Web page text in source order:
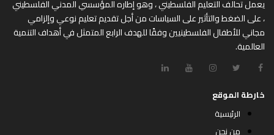
يعمل تحالف التعليم الفلسطيني ، وهو إطاره المؤسسي المدني الفلسطيني
، على الضغط والتأثير على السياسات من أجل تقديم تعليم نوعي وإلزامي
مجاني للأطفال الفلسطينيين وفقًا للهدف الرابع المتمثل في أهداف التنمية
العالمية.
خارطة الموقع
الرئيسية
من نحن